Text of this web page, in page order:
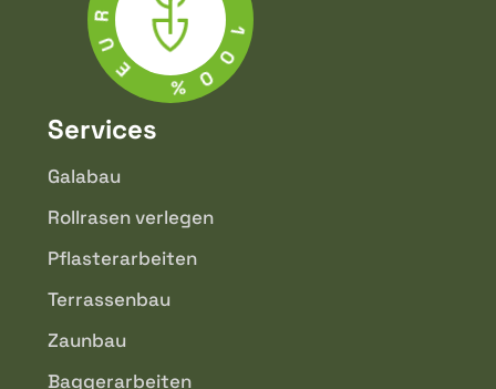
1
0
0
%
E
U
R
Services
Galabau
Rollrasen verlegen
Pflasterarbeiten
Terrassenbau
Zaunbau
Baggerarbeiten